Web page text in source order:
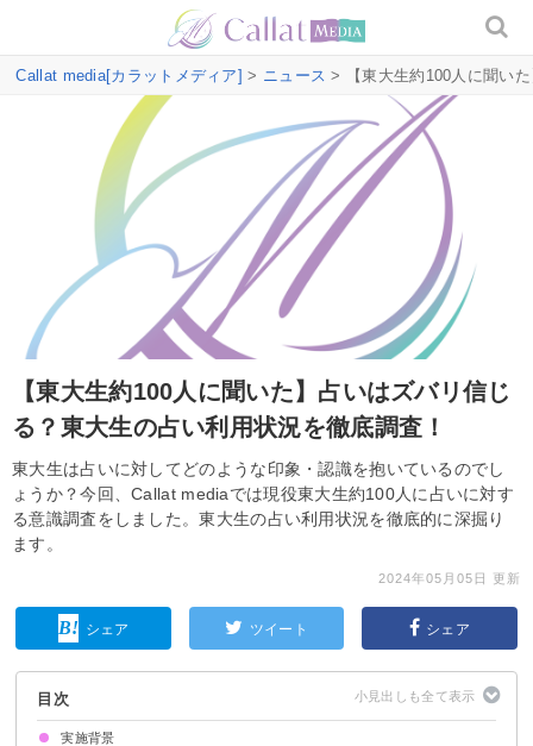
Callat media[カラットメディア] > ニュース > 【東大生約100人に聞い
【東大生約100人に聞いた】占いはズバリ信じ
る？東大生の占い利用状況を徹底調査！
東大生は占いに対してどのような印象・認識を抱いているのでし
ょうか？今回、Callat mediaでは現役東大生約100人に占いに対す
る意識調査をしました。東大生の占い利用状況を徹底的に深掘り
ます。
2024年05月05日 更新
シェア ツイート シェア
目次
実施背景